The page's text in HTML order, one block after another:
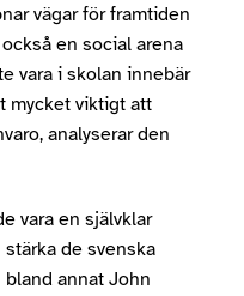
vägar för framtiden
en social arena
vara i skolan innebär
mycket viktigt att
analyserar den
vara en självklar
de svenska
annat John